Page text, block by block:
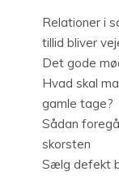
Relationer i
tillid bliver
Det gode
Hvad skal
gamle tage?
Sådan
skorsten
Sælg defekt